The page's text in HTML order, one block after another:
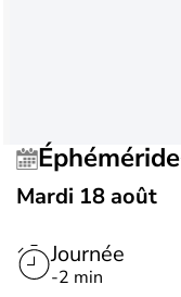
Éphéméride
Mardi 18 août
Journée
-2 min